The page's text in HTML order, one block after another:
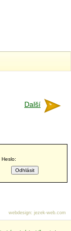
Další
Heslo:
webdesign: jezek-web.com